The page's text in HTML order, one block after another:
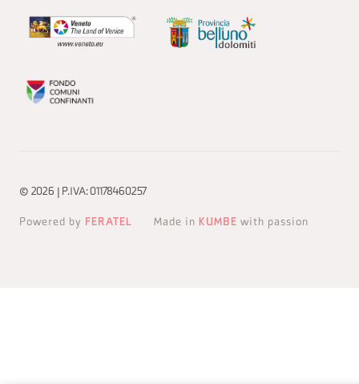
© 2026 | P.IVA: 01178460257
Powered by FERATEL Made in KUMBE with passion